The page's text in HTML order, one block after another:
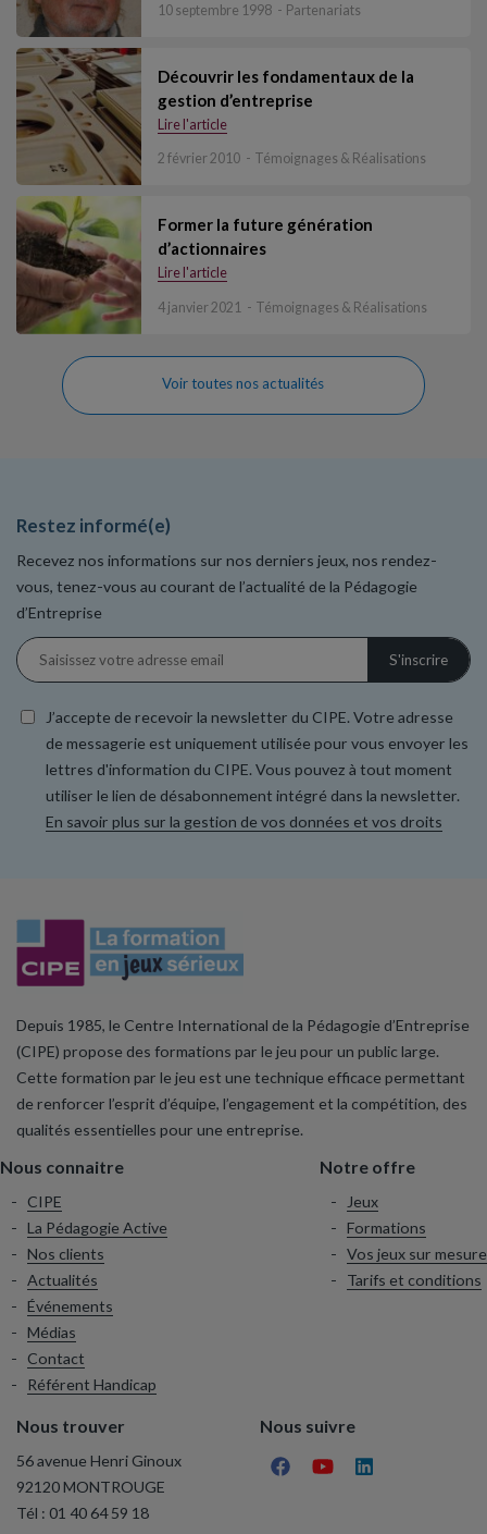
10 septembre 1998 Partenariats
Découvrir les fondamentaux de la
gestion d’entreprise
Lire l'article
2 février 2010 Témoignages & Réalisations
Former la future génération
d’actionnaires
Lire l'article
4 janvier 2021 Témoignages & Réalisations
Voir toutes nos actualités
Restez informé(e)
Recevez nos informations sur nos derniers jeux, nos rendez-
vous, tenez-vous au courant de l’actualité de la Pédagogie
d’Entreprise
J’accepte de recevoir la newsletter du CIPE. Votre adresse
de messagerie est uniquement utilisée pour vous envoyer les
lettres d'information du CIPE. Vous pouvez à tout moment
utiliser le lien de désabonnement intégré dans la newsletter.
En savoir plus sur la gestion de vos données et vos droits
Depuis 1985, le Centre International de la Pédagogie d’Entreprise
(CIPE) propose des formations par le jeu pour un public large.
Cette formation par le jeu est une technique efficace permettant
de renforcer l’esprit d’équipe, l’engagement et la compétition, des
qualités essentielles pour une entreprise.
Nous connaitre
CIPE
La Pédagogie Active
Nos clients
Actualités
Événements
Médias
Contact
Référent Handicap
Notre offre
Jeux
Formations
Vos jeux sur mesure
Tarifs et conditions
Nous trouver
56 avenue Henri Ginoux
92120 MONTROUGE
Tél : 01 40 64 59 18
Nous suivre